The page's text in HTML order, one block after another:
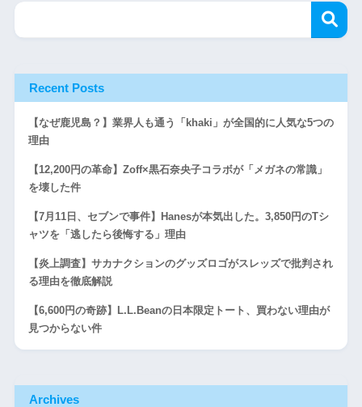
Recent Posts
【なぜ鹿児島？】業界人も通う「khaki」が全国的に人気な5つの
理由
【12,200円の革命】Zoff×黒石奈央子コラボが「メガネの常識」
を壊した件
【7月11日、セブンで事件】Hanesが本気出した。3,850円のTシ
ャツを「逃したら後悔する」理由
【炎上調査】サカナクションのグッズロゴがスレッズで批判され
る理由を徹底解説
【6,600円の奇跡】L.L.Beanの日本限定トート、買わない理由が
見つからない件
Archives